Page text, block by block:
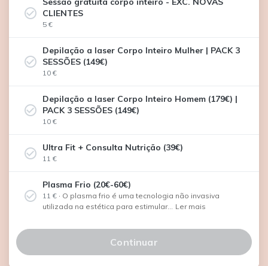
check_circle_outline
CLIENTES
5 €
check_circle_outline
Depilação a laser Corpo Inteiro Mulher | PACK 3
SESSÕES (149€)
10 €
check_circle_outline
Depilação a laser Corpo Inteiro Homem (179€) |
PACK 3 SESSÕES (149€)
10 €
check_circle_outline Ultra Fit + Consulta Nutrição (39€)
11 €
check_circle_outline
Plasma Frio (20€-60€)
11 € · O plasma frio é uma tecnologia não invasiva
utilizada na estética para estimular... Ler mais
Continuar